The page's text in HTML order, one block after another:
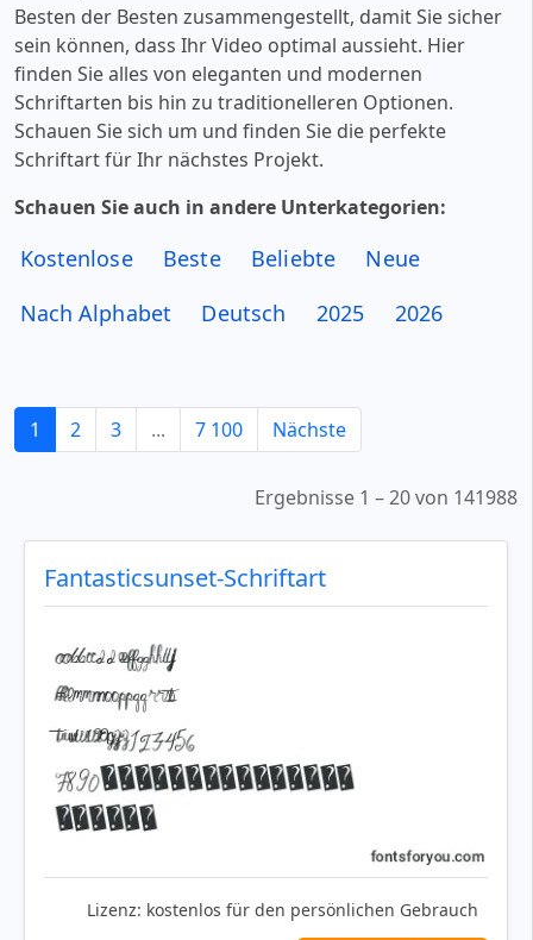
Besten der Besten zusammengestellt, damit Sie sicher
sein können, dass Ihr Video optimal aussieht. Hier
finden Sie alles von eleganten und modernen
Schriftarten bis hin zu traditionelleren Optionen.
Schauen Sie sich um und finden Sie die perfekte
Schriftart für Ihr nächstes Projekt.
Schauen Sie auch in andere Unterkategorien:
Kostenlose Beste Beliebte
Neue
Nach Alphabet
Deutsch 2025 2026
1 2 3 ... 7 100 Nächste
Ergebnisse 1 – 20 von 141988
Fantasticsunset-Schriftart
Lizenz: kostenlos für den persönlichen Gebrauch